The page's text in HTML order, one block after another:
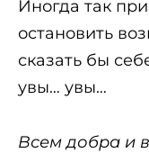
Иногда так
остановить
сказать бы
увы… увы…
Всем добра и